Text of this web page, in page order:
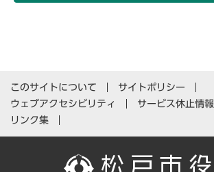
このサイトについて
サイトポリシー
ウェブアクセシビリティ
サービス休止情報
リンク集